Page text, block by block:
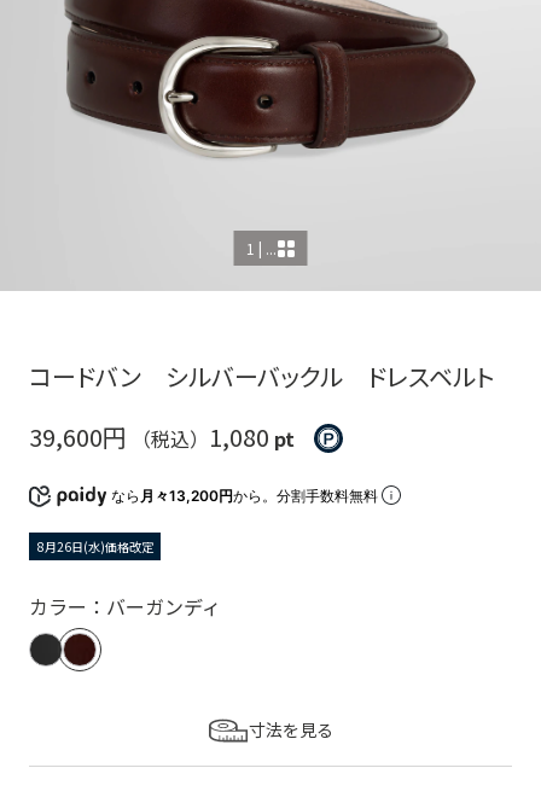
1 | ...
コードバン シルバーバックル ドレスベルト
39,600円
（税込） 1,080 pt
なら 月々13,200円から。分割手数料無料
8月26日(水)価格改定
カラー：バーガンディ
寸法を見る